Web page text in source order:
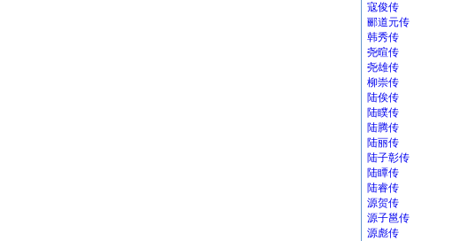
寇俊传
郦道元传
韩秀传
尧暄传
尧雄传
柳崇传
陆俟传
陆瞨传
陆腾传
陆丽传
陆子彰传
陆瞫传
陆睿传
源贺传
源子邕传
源彪传